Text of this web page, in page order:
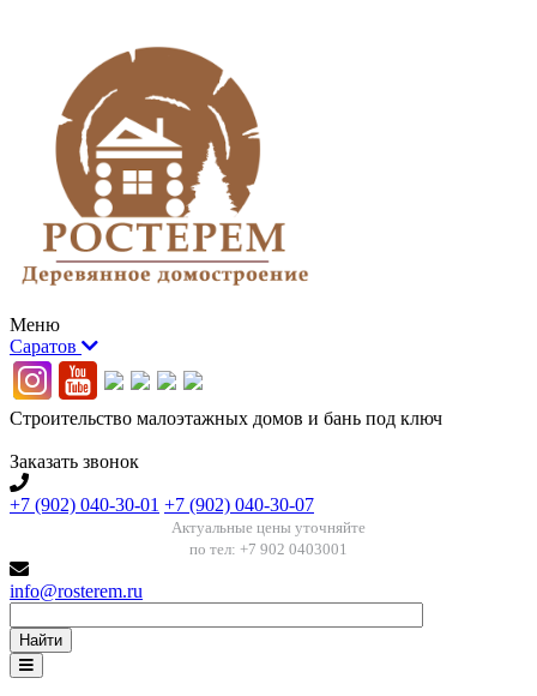
Меню
Саратов
Строительство малоэтажных домов и бань под ключ
Заказать звонок
+7 (902) 040-30-01 +7 (902) 040-30-07
Актуальные цены уточняйте
по тел: +7 902 0403001
info@rosterem.ru
Найти